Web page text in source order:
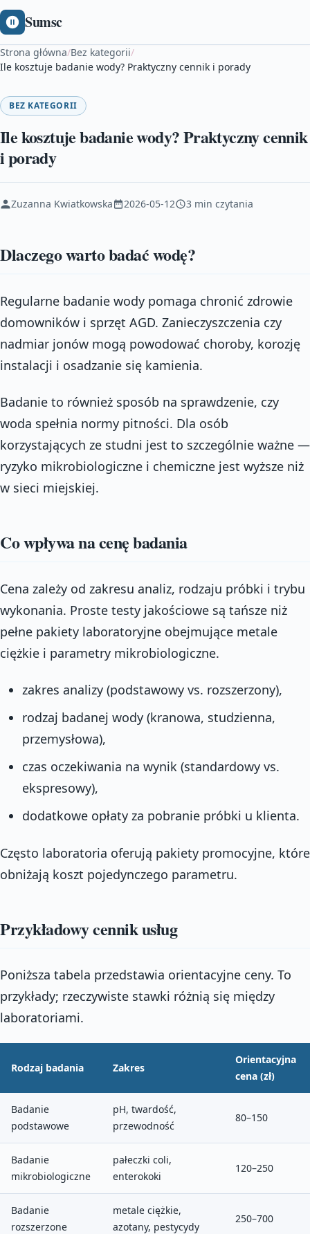
Sumsc
Strona główna/Bez kategorii/
Ile kosztuje badanie wody? Praktyczny cennik i porady
BEZ KATEGORII
Ile kosztuje badanie wody? Praktyczny cennik
i porady
Zuzanna Kwiatkowska 2026-05-12 3 min czytania
Dlaczego warto badać wodę?
Regularne badanie wody pomaga chronić zdrowie
domowników i sprzęt AGD. Zanieczyszczenia czy
nadmiar jonów mogą powodować choroby, korozję
instalacji i osadzanie się kamienia.
Badanie to również sposób na sprawdzenie, czy
woda spełnia normy pitności. Dla osób
korzystających ze studni jest to szczególnie ważne —
ryzyko mikrobiologiczne i chemiczne jest wyższe niż
w sieci miejskiej.
Co wpływa na cenę badania
Cena zależy od zakresu analiz, rodzaju próbki i trybu
wykonania. Proste testy jakościowe są tańsze niż
pełne pakiety laboratoryjne obejmujące metale
ciężkie i parametry mikrobiologiczne.
zakres analizy (podstawowy vs. rozszerzony),
rodzaj badanej wody (kranowa, studzienna,
przemysłowa),
czas oczekiwania na wynik (standardowy vs.
ekspresowy),
dodatkowe opłaty za pobranie próbki u klienta.
Często laboratoria oferują pakiety promocyjne, które
obniżają koszt pojedynczego parametru.
Przykładowy cennik usług
Poniższa tabela przedstawia orientacyjne ceny. To
przykłady; rzeczywiste stawki różnią się między
laboratoriami.
Rodzaj badania Zakres
Orientacyjna
cena (zł)
Badanie
podstawowe
pH, twardość,
przewodność
80–150
Badanie
mikrobiologiczne
pałeczki coli,
enterokoki
120–250
Badanie
rozszerzone
metale ciężkie,
azotany, pestycydy
250–700